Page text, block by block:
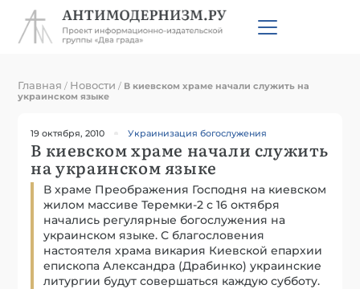
Главная / Новости / В киевском храме начали служить на
украинском языке
19 октября, 2010 Украинизация богослужения
В киевском храме начали служить
на украинском языке
В храме Преображения Господня на киевском
жилом массиве Теремки-2 с 16 октября
начались регулярные богослужения на
украинском языке. С благословения
настоятеля храма викария Киевской епархии
епископа Александра (Драбинко) украинские
литургии будут совершаться каждую субботу.